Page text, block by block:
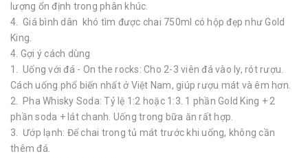
lượng ổn định trong phân khúc.
4. Giá bình dân khó tìm được chai 750ml có hộp đẹp như Gold
King.
4. Gợi ý cách dùng
1. Uống với đá - On the rocks: Cho 2-3 viên đá vào ly, rót rượu.
Cách uống phổ biến nhất ở Việt Nam, giúp rượu mát và êm hơn.
2. Pha Whisky Soda: Tỷ lệ 1:2 hoặc 1:3. 1 phần Gold King + 2
phần soda + lát chanh. Uống trong bữa ăn rất hợp.
3. Ướp lạnh: Để chai trong tủ mát trước khi uống, không cần
thêm đá.